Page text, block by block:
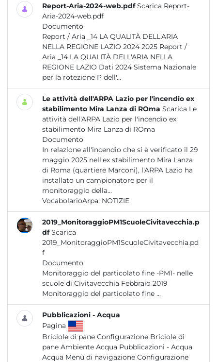
Report-Aria-2024-web.pdf Scarica Report-
Aria-2024-web.pdf
Documento
Report / Aria _14 LA QUALITÀ DELL'ARIA
NELLA REGIONE LAZIO 2024 2025 Report /
Aria _14 LA QUALITÀ DELL'ARIA NELLA
REGIONE LAZIO Dati 2024 Sistema Nazionale
per la rotezione P dell'...
Le attività dell'ARPA Lazio per l'incendio ex
stabilimento Mira Lanza di ROma Scarica Le
attività dell'ARPA Lazio per l'incendio ex
stabilimento Mira Lanza di ROma
Documento
In relazione all'incendio che si è verificato il 29
maggio 2025 nell'ex stabilimento Mira Lanza
di Roma (quartiere Marconi), l'ARPA Lazio ha
installato un campionatore per il
monitoraggio della...
VocabolarioArpa: NOTIZIE
2019_MonitoraggioPM1ScuoleCivitavecchia.p
df Scarica
2019_MonitoraggioPM1ScuoleCivitavecchia.pd
f
Documento
Monitoraggio del particolato fine -PM1- nelle
scuole di Civitavecchia Febbraio 2019
Monitoraggio del particolato fine ...
Pubblicazioni - Acqua
Pagina
Briciole di pane Configurazione Briciole di
pane Ambiente Acqua Pubblicazioni - Acqua
Acqua Menù di navigazione Configurazione